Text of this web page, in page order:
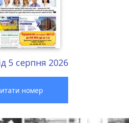
5 серпня 2026
номер